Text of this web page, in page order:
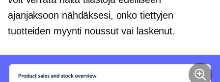
ajanjaksoon nähdäksesi, onko tiettyjen
tuotteiden myynti noussut vai laskenut.